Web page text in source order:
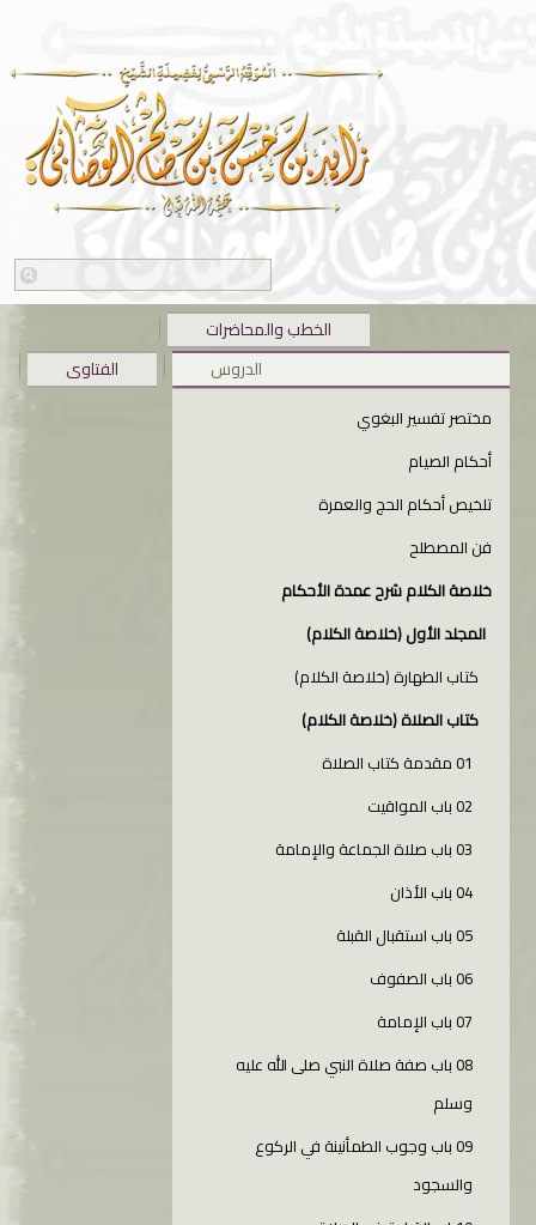
الخطب والمحاضرات
الدروس
مختصر تفسير البغوي
أحكام الصيام
تلخيص أحكام الحج والعمرة
فن المصطلح
خلاصة الكلام شرح عمدة الأحكام
المجلد الأول (خلاصة الكلام)
كتاب الطهارة (خلاصة الكلام)
كتاب الصلاة (خلاصة الكلام)
01 مقدمة كتاب الصلاة
02 باب المواقيت
03 باب صلاة الجماعة والإمامة
04 باب الأذان
05 باب استقبال القبلة
06 باب الصفوف
07 باب الإمامة
08 باب صفة صلاة النبي صلى الله عليه
وسلم
09 باب وجوب الطمأنينة في الركوع
والسجود
الفتاوى